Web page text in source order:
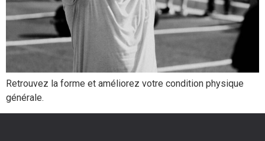
Retrouvez la forme et améliorez votre condition physique
générale.